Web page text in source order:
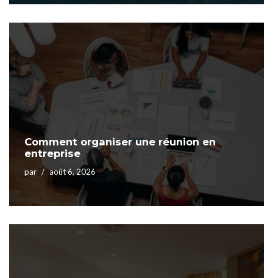
Comment organiser une réunion en
entreprise
par août 6, 2026